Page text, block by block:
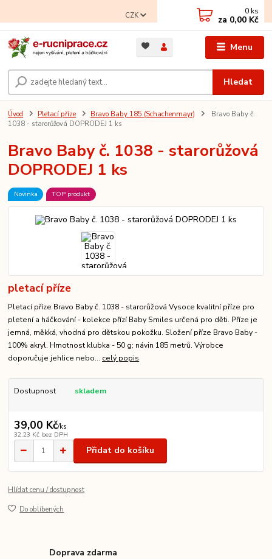
Menu
CZK
Hledat
0 ks
za 0,00 Kč
Úvod Pletací příze Bravo Baby 185 (Schachenmayr)
Bravo Baby č.
1038 - starorůžová DOPRODEJ 1 ks
Bravo Baby č. 1038 - starorůžová
DOPRODEJ 1 ks
Novinka TOP produkt
pletací příze
Pletací příze Bravo Baby č. 1038 - starorůžová Vysoce kvalitní příze pro
pletení a háčkování - kolekce přízí Baby Smiles určená pro děti. Příze je
jemná, měkká, vhodná pro dětskou pokožku. Složení příze Bravo Baby -
100% akryl. Hmotnost klubka - 50 g; návin 185 metrů. Výrobce
doporučuje jehlice nebo... celý popis
Dostupnost skladem
39,00 Kč/ks
32,23 Kč bez DPH
Přidat do košíku
Hlídat cenu / dostupnost
Do oblíbených
Doprava zdarma